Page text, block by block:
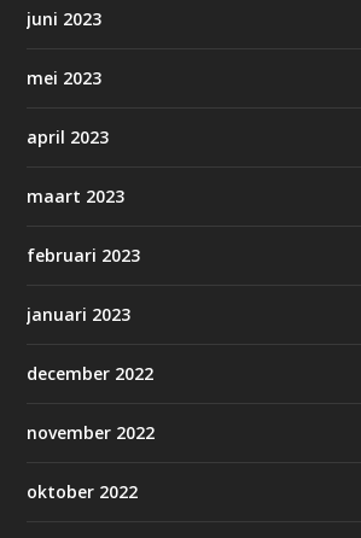
juni 2023
mei 2023
april 2023
maart 2023
februari 2023
januari 2023
december 2022
november 2022
oktober 2022